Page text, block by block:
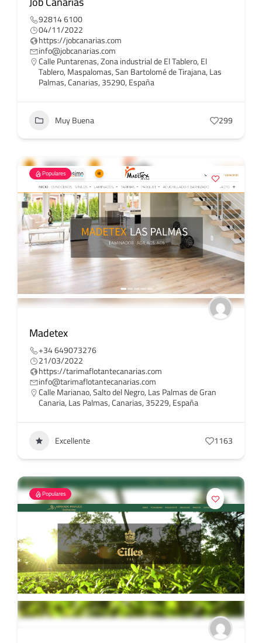
92814 6100
04/11/2022
https://jobcanarias.com
info@jobcanarias.com
Calle Puntarenas, Zona industrial de El Tablero, El
Tablero, Maspalomas, San Bartolomé de Tirajana, Las
Palmas, Canarias, 35290, España
Muy Buena 299
Populares
Madetex
+34 649073276‬
21/03/2022
https://tarimaflotantecanarias.com
info@tarimaflotantecanarias.com
Calle Marianao, Salto del Negro, Las Palmas de Gran
Canaria, Las Palmas, Canarias, 35229, España
Excellente 1163
Populares